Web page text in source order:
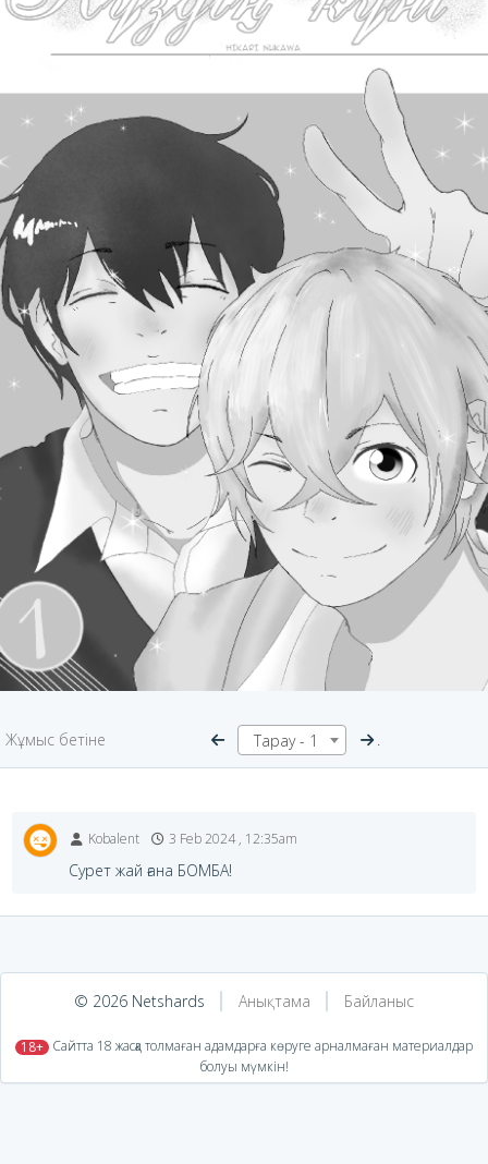
Жұмыс бетіне Тарау - 1
Kobalent 3 Feb 2024 , 12:35am
Сурет жай ғана БОМБА!
© 2026 Netshards Анықтама Байланыс
18+ ​ Сайтта 18 жасқа толмаған адамдарға көруге арналмаған материалдар
болуы мүмкін!